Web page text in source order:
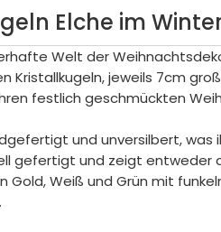
Elche im
Welt der
Kristallkugeln, jeweils 7cm
festlich geschmückten
und unversilbert,
gefertigt und zeigt entweder
Gold, Weiß und Grün mit